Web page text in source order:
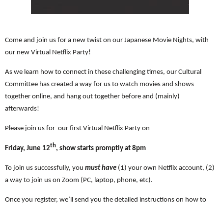
Come and join us for a new twist on our Japanese Movie Nights, with
our new Virtual Netflix Party!
As we learn how to connect in these challenging times, our Cultural
Committee has created a way for us to watch movies and shows
together online, and hang out together before and (mainly)
afterwards!
Please join us for our first Virtual Netflix Party on
Friday, June 12th, show starts promptly at 8pm
To join us successfully, you must have (1) your own Netflix account, (2)
a way to join us on Zoom (PC, laptop, phone, etc).
Once you register, we’ll send you the detailed instructions on how to